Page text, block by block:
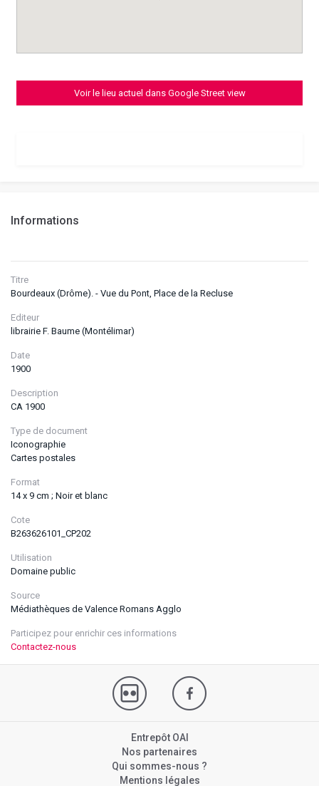
Informations
Titre
Bourdeaux (Drôme). - Vue du Pont, Place de la Recluse
Editeur
librairie F. Baume (Montélimar)
Date
1900
Description
CA 1900
Type de document
Iconographie
Cartes postales
Format
14 x 9 cm ; Noir et blanc
Cote
B263626101_CP202
Utilisation
Domaine public
Source
Médiathèques de Valence Romans Agglo
Participez pour enrichir ces informations
Contactez-nous
Voir le lieu actuel dans Google Street view
Entrepôt OAI
Nos partenaires
Qui sommes-nous ?
Mentions légales